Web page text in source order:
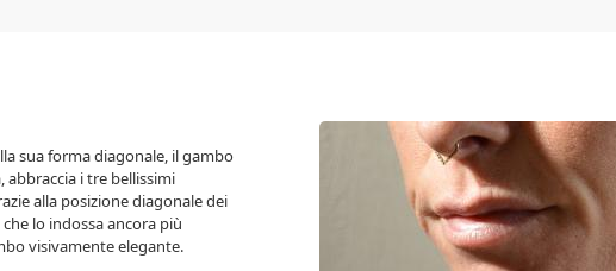
sua forma diagonale, il gambo
abbraccia i tre bellissimi
alla posizione diagonale dei
lo indossa ancora più
visivamente elegante.